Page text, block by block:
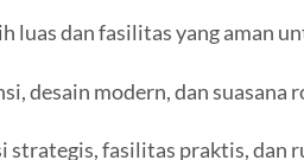
luas dan fasilitas yang aman
desain modern, dan suasana
fasilitas praktis, dan